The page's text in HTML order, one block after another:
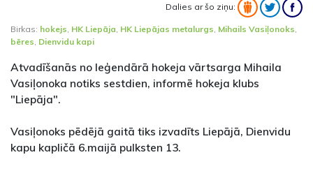
Dalies ar šo ziņu:
Birkas: hokejs HK Liepāja HK Liepājas metalurgs Mihails Vasiļonoks
bēres Dienvidu kapi
Atvadīšanās no leģendārā hokeja vārtsarga Mihaila
Vasiļonoka notiks sestdien, informē hokeja klubs
"Liepāja".
Vasiļonoks pēdējā gaitā tiks izvadīts Liepājā, Dienvidu
kapu kapličā 6.maijā pulksten 13.